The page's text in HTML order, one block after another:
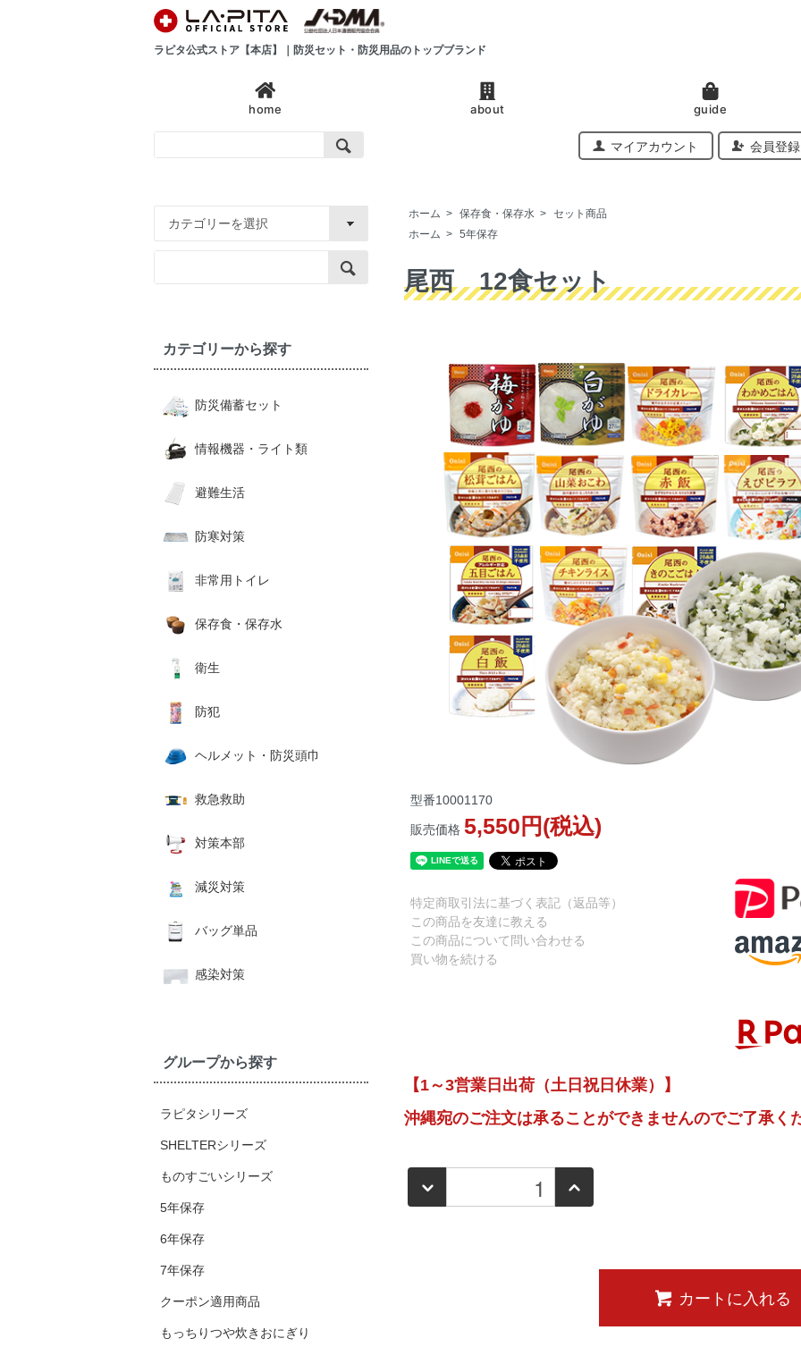
ラピタ公式ストア【本店】｜防災セット・防災用品のトップブランド
home about guide
マイアカウント 会員登録
ホーム > 保存食・保存水 >
セット商品
ホーム > 5年保存
尾西 12食セット
型番10001170
販売価格5,550円(税込)
特定商取引法に基づく表記（返品等）
この商品を友達に教える
この商品について問い合わせる
買い物を続ける
【1～3営業日出荷（土日祝日休業）】
沖縄宛のご注文は承ることができませんのでご了承く
カートに入れる
カテゴリーから探す
防災備蓄セット
情報機器・ライト類
避難生活
防寒対策
非常用トイレ
保存食・保存水
衛生
防犯
ヘルメット・防災頭巾
救急救助
対策本部
減災対策
バッグ単品
感染対策
グループから探す
ラピタシリーズ
SHELTERシリーズ
ものすごいシリーズ
5年保存
6年保存
7年保存
クーポン適用商品
もっちりつや炊きおにぎり